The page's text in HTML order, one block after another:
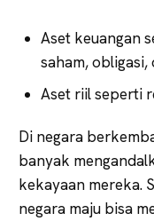
Aset keuangan
saham, obligasi,
Aset riil seperti
Di negara
banyak
kekayaan mereka.
negara maju bisa